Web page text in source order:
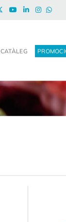
CATÀLEG